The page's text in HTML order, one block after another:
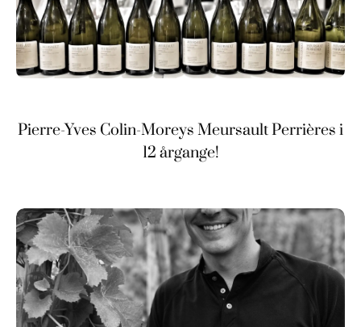
Pierre-Yves Colin-Moreys Meursault Perrières i
12 årgange!